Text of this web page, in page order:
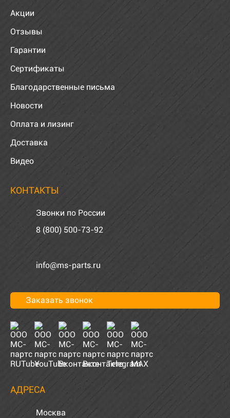
Акции
Отзывы
Гарантии
Сертификаты
Благодарственные письма
Новости
Оплата и лизинг
Доставка
Видео
КОНТАКТЫ
Звонки по России
8 (800) 500-73-92
info@ms-parts.ru
Заказать звонок
АДРЕСА
Москва